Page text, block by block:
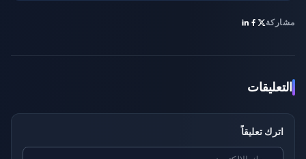
مشاركة
التعليقات
اترك تعليقاً